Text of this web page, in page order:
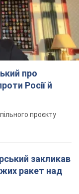
про
Росії й
проєкту
закликав
ракет над